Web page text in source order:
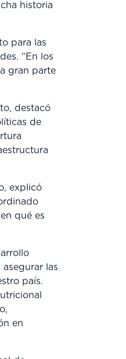
historia
para las
“En los
gran parte
destacó
de
explicó
qué es
las
país.
en